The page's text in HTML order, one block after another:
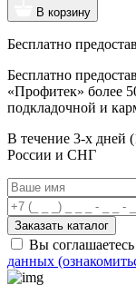
В корзину
Бесплатно
Бесплатно
«Профитек» более
подкладочной и
В течение 3-х дней
России и СНГ
Заказать каталог
Вы соглашаетесь
данных